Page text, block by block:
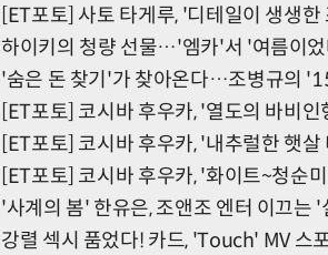
[ET포토] 사토 타게루, '디테일이 생생
하이키의 청량 선물…'엠카'서 '여름이
'숨은 돈 찾기'가 찾아온다…조병규의
[ET포토] 코시바 후우카, '열도의 바비인
[ET포토] 코시바 후우카, '내추럴한 햇살
[ET포토] 코시바 후우카, '화이트~청순
'사계의 봄' 한유은, 조앤조 엔터 이끄는
강렬 섹시 품었다! 카드, 'Touch' MV 스